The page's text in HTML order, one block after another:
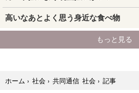
ホーム › 社会 › 共同通信 社会 › 記事